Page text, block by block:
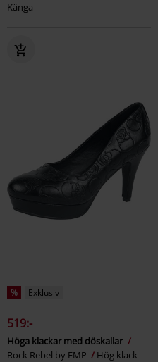
Känga
% Exklusiv
519:-
Höga klackar med döskallar
Rock Rebel by EMP
Hög klack